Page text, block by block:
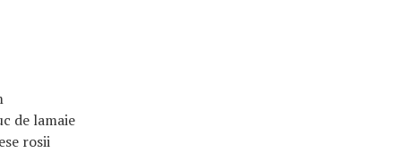
de lamaie
rosii